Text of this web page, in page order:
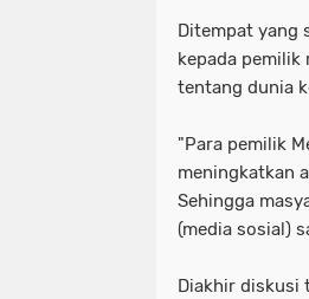
Ditempat yang
kepada pemilik
tentang dunia
"Para pemilik
meningkatkan
Sehingga
(media sosial)
Diakhir diskusi